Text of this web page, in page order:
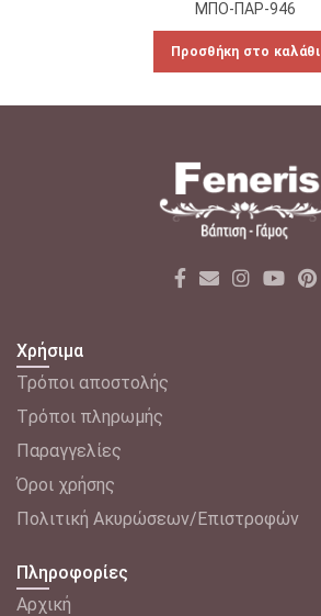
ΜΠΟ-ΠΑΡ-946
Προσθήκη στο καλάθι
Χρήσιμα
Τρόποι αποστολής
Tρόποι πληρωμής
Παραγγελίες
Όροι χρήσης
Πολιτική Ακυρώσεων/Επιστροφών
Πληροφορίες
Αρχική